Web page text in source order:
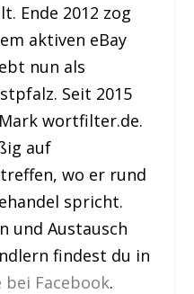
Ende 2012 zog
aktiven eBay
nun als
Seit 2015
wortfilter.de.
auf
wo er rund
spricht.
und Austausch
findest du in
Facebook.